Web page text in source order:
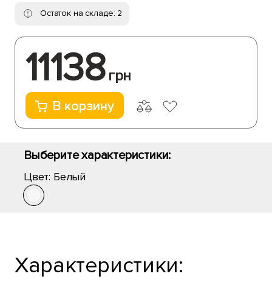
Остаток на складе: 2
11138 грн
В корзину
Выберите характеристики:
Цвет: Белый
Характеристики: